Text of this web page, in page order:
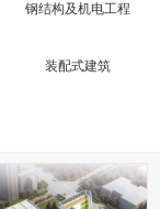
钢结构及机电工程
装配式建筑